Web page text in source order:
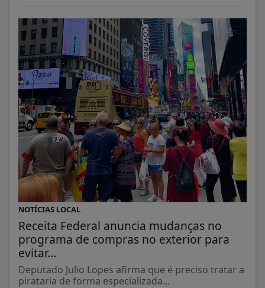
NOTÍCIAS LOCAL
Receita Federal anuncia mudanças no
programa de compras no exterior para
evitar...
Deputado Julio Lopes afirma que é preciso tratar a
pirataria de forma especializada...